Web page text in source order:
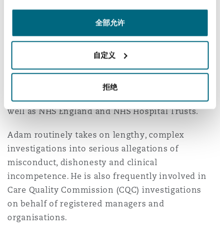
全部允许
自定义
拒绝
Property
Reinsurance
Specialty
兰治县
伦多
哥华
盛顿
敦
兰
尼克
卡斯尔
His regulatory cases frequently bring him before
the General Medical Council (GMC), General
Dental Council (GDC), Nursing and Midwifery
Council (NMC), General Optical Council (GOC),
General Pharmaceutical Council (GPhC) and
Health and Care Professions Council, (HCPC) as
well as NHS England and NHS Hospital Trusts.
Adam routinely takes on lengthy, complex
investigations into serious allegations of
misconduct, dishonesty and clinical
incompetence. He is also frequently involved in
Care Quality Commission (CQC) investigations
on behalf of registered managers and
organisations.